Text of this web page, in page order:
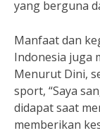
yang berguna
Manfaat dan
Indonesia juga
Menurut Dini,
sport, “Saya
didapat saat
memberikan